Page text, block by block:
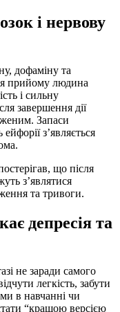
і нервову
дофаміну та
прийому людина
і сильну
завершення дії
Запаси
з’являється
що після
з’являтися
та тривоги.
депресія та
не заради самого
легкість, забути
в навчанні чи
“кращою версією